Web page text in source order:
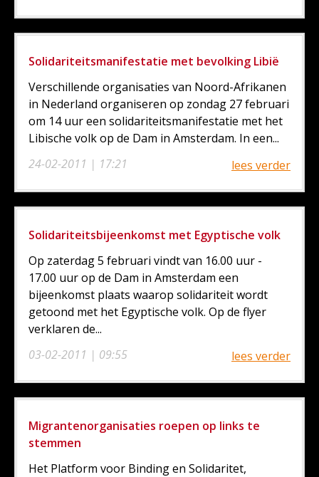
Solidariteitsmanifestatie met bevolking Libië
24-02-2011 | 17:21
Verschillende organisaties van Noord-Afrikanen
in Nederland organiseren op zondag 27 februari
om 14 uur een solidariteitsmanifestatie met het
Libische volk op de Dam in Amsterdam. In een...
lees verder
Solidariteitsbijeenkomst met Egyptische volk
03-02-2011 | 09:55
Op zaterdag 5 februari vindt van 16.00 uur -
17.00 uur op de Dam in Amsterdam een
bijeenkomst plaats waarop solidariteit wordt
getoond met het Egyptische volk. Op de flyer
verklaren de...
lees verder
Migrantenorganisaties roepen op links te
stemmen
Het Platform voor Binding en Solidaritet,